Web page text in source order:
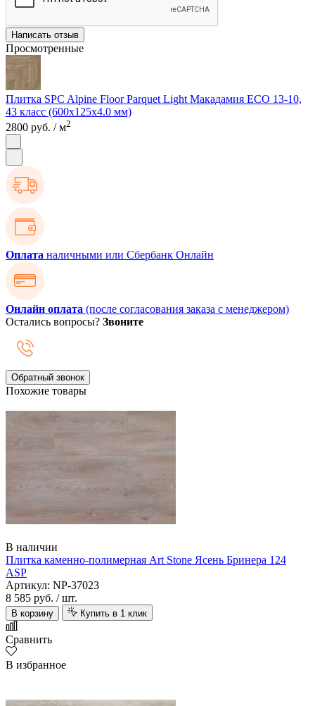
Написать отзыв
Просмотренные
Плитка SPC Alpine Floor Parquet Light Макадамия ECO 13-10,
43 класс (600х125х4.0 мм)
2800 руб. / м2
Оплата наличными или Сбербанк Онлайн
Онлайн оплата (после согласования заказа с менеджером)
Остались вопросы? Звоните
Обратный звонок
Похожие товары
В наличии
Плитка каменно-полимерная Art Stone Ясень Бринера 124
ASP
Артикул: NP-37023
8 585 руб. / шт.
В корзину Купить в 1 клик
Сравнить
В избранное